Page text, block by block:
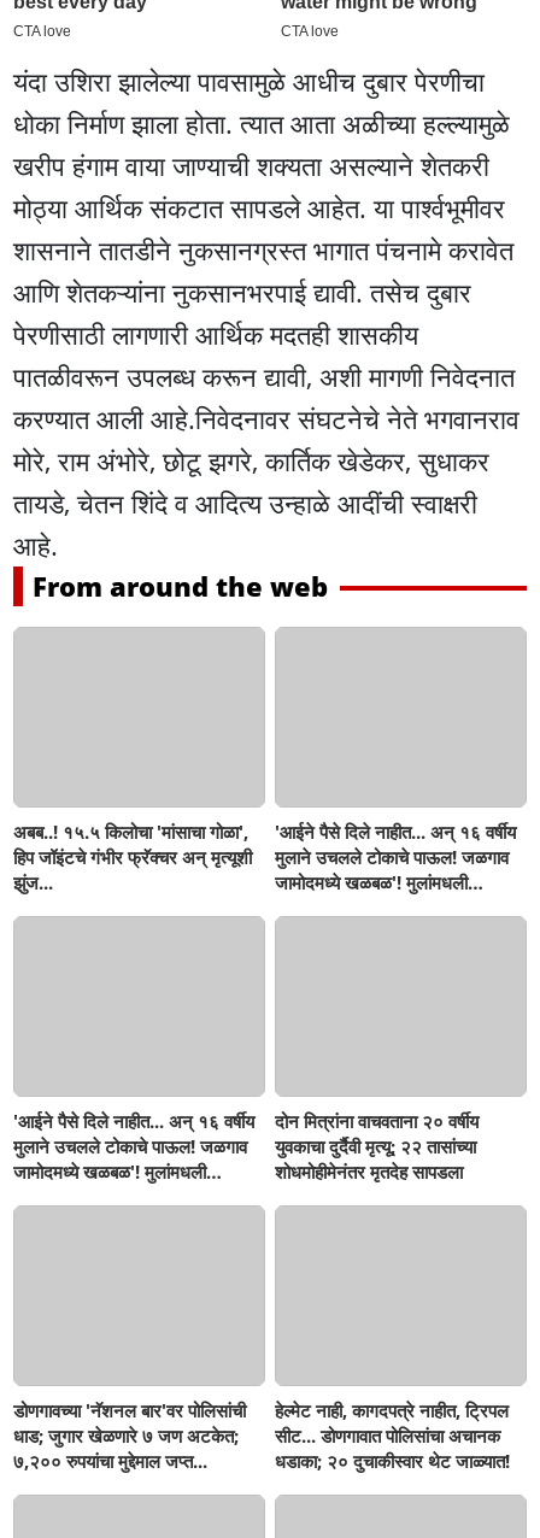
यंदा उशिरा झालेल्या पावसामुळे आधीच दुबार पेरणीचा
धोका निर्माण झाला होता. त्यात आता अळीच्या हल्ल्यामुळे
खरीप हंगाम वाया जाण्याची शक्यता असल्याने शेतकरी
मोठ्या आर्थिक संकटात सापडले आहेत. या पार्श्वभूमीवर
शासनाने तातडीने नुकसानग्रस्त भागात पंचनामे करावेत
आणि शेतकऱ्यांना नुकसानभरपाई द्यावी. तसेच दुबार
पेरणीसाठी लागणारी आर्थिक मदतही शासकीय
पातळीवरून उपलब्ध करून द्यावी, अशी मागणी निवेदनात
करण्यात आली आहे.निवेदनावर संघटनेचे नेते भगवानराव
मोरे, राम अंभोरे, छोटू झगरे, कार्तिक खेडेकर, सुधाकर
तायडे, चेतन शिंदे व आदित्य उन्हाळे आदींची स्वाक्षरी
आहे.
From around the web
अबब..! १५.५ किलोचा 'मांसाचा गोळा',
हिप जॉइंटचे गंभीर फ्रॅक्चर अन् मृत्यूशी
झुंज...
'आईने पैसे दिले नाहीत... अन् १६ वर्षीय
मुलाने उचलले टोकाचे पाऊल! जळगाव
जामोदमध्ये खळबळ'! मुलांमधली
'आईने पैसे दिले नाहीत... अन् १६ वर्षीय
मुलाने उचलले टोकाचे पाऊल! जळगाव
जामोदमध्ये खळबळ'! मुलांमधली
दोन मित्रांना वाचवताना २० वर्षीय
युवकाचा दुर्दैवी मृत्यू; २२ तासांच्या
शोधमोहीमेनंतर मृतदेह सापडला
डोणगावच्या 'नॅशनल बार'वर पोलिसांची
धाड; जुगार खेळणारे ७ जण अटकेत;
७,२०० रुपयांचा मुद्देमाल जप्त...
हेल्मेट नाही, कागदपत्रे नाहीत, ट्रिपल
सीट... डोणगावात पोलिसांचा अचानक
धडाका; २० दुचाकीस्वार थेट जाळ्यात!